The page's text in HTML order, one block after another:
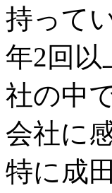
持って
年2回以
社の中
会社に
特に成